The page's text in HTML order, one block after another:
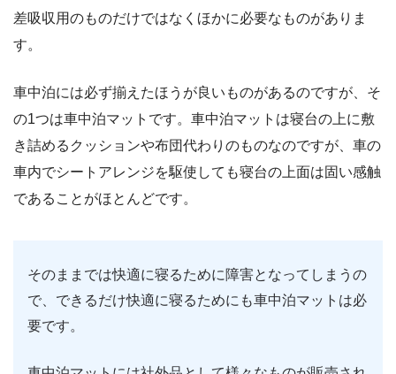
差吸収用のものだけではなくほかに必要なものがありま
す。
車中泊には必ず揃えたほうが良いものがあるのですが、そ
の1つは車中泊マットです。車中泊マットは寝台の上に敷
き詰めるクッションや布団代わりのものなのですが、車の
車内でシートアレンジを駆使しても寝台の上面は固い感触
であることがほとんどです。
そのままでは快適に寝るために障害となってしまうの
で、できるだけ快適に寝るためにも車中泊マットは必
要です。